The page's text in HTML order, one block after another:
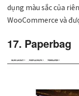
dụng màu sắc của
WooCommerce và
17. Paperbag